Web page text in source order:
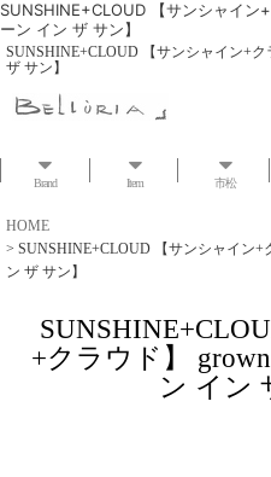
SUNSHINE+CLOUD 【サンシャイ
ーン イン ザ サン】
SUNSHINE+CLOUD 【サンシャイン+ク
ザ サン】
Brand Item 市松
HOME
> SUNSHINE+CLOUD 【サンシャイン+
ン ザ サン】
+クラウド】
ン イン